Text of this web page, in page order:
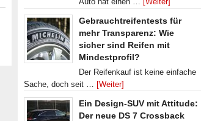
Gebrauchtreifentests für
mehr Transparenz: Wie
sicher sind Reifen mit
Mindestprofil?
Der Reifenkauf ist keine einfache
Sache, doch seit … [Weiter]
Ein Design-SUV mit Attitude:
Der neue DS 7 Crossback